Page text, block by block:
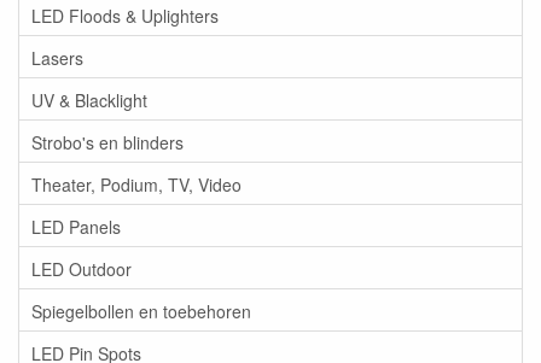
LED Floods & Uplighters
Lasers
UV & Blacklight
Strobo's en blinders
Theater, Podium, TV, Video
LED Panels
LED Outdoor
Spiegelbollen en toebehoren
LED Pin Spots